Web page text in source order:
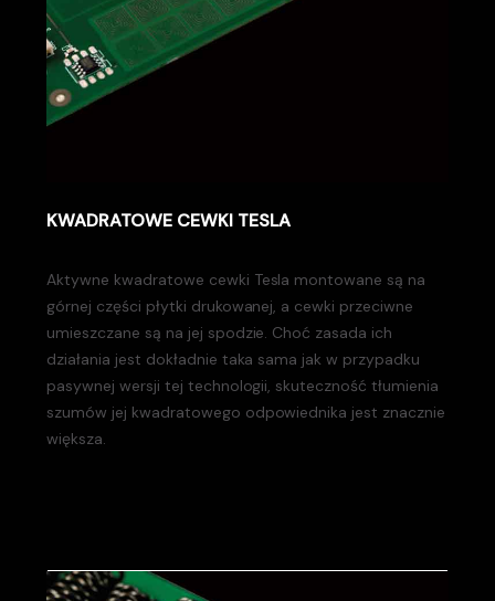
KWADRATOWE CEWKI TESLA
Aktywne kwadratowe cewki Tesla montowane są na
górnej części płytki drukowanej, a cewki przeciwne
umieszczane są na jej spodzie. Choć zasada ich
działania jest dokładnie taka sama jak w przypadku
pasywnej wersji tej technologii, skuteczność tłumienia
szumów jej kwadratowego odpowiednika jest znacznie
większa.